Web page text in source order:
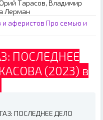
Тарасов, Владимир
Лерман
и аферистов Про семью и
ПОСЛЕДНЕЕ
(2023) в
ПОСЛЕДНЕЕ ДЕЛО